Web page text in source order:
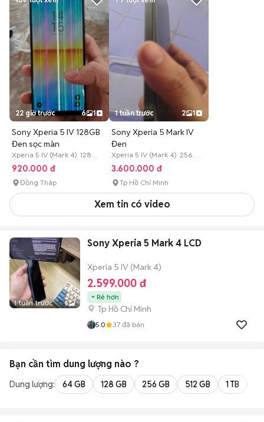
22 giờ trước 6 1
Sony Xperia 5 IV 128GB
Đen sọc màn
Xperia 5 IV (Mark 4) 128
GB Hết bảo hành
920.000 đ
Đồng Tháp
1 tuần trước 2 1
Sony Xperia 5 Mark IV
Đen
Xperia 5 IV (Mark 4) 256
GB 3 tháng
3.600.000 đ
Tp Hồ Chí Minh
Xem tin có video
1 tuần trước 5
Sony Xperia 5 Mark 4 LCD
Xperia 5 IV (Mark 4)
2.599.000 đ
Rẻ hơn
Tp Hồ Chí Minh
5.0 37 đã bán
Bạn cần tìm dung lượng nào ?
Dung lượng: 64 GB 128 GB 256 GB 512 GB 1 TB